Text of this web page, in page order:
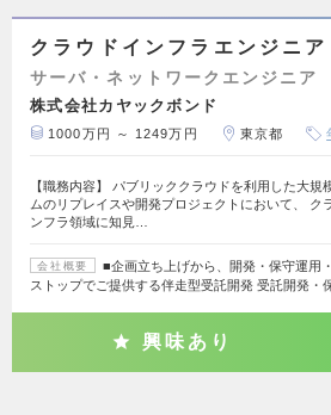
クラウドインフラエンジニア
サーバ・ネットワークエンジニア
株式会社カヤックボンド
1000万円 ～ 1249万円 東京都
【職務内容】 パブリッククラウドを利用した大規
ムのリプレイスや開発プロジェクトにおいて、 ク
ンフラ領域に知見…
会社概要
■企画立ち上げから、開発・保守運用
ストップでご提供する伴走型受託開発 受託開発・
興味あり